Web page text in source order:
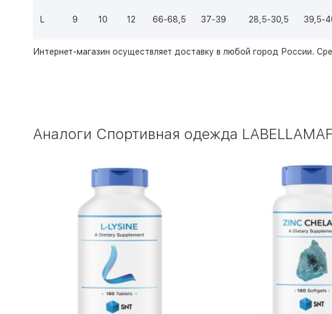
L 9 10 12 66-68,5 37-39 28,5-30,5 39,5-
Интернет-магазин осуществляет доставку в любой город России.
Аналоги Спортивная одежда